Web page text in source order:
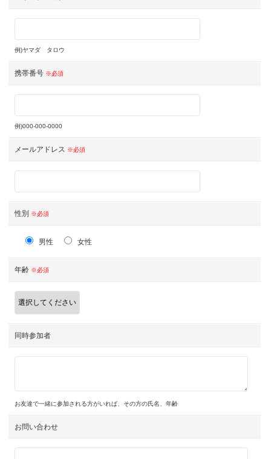
例)ヤマダ タロウ
携帯番号 ※必須
例)000-000-0000
メールアドレス ※必須
性別 ※必須
男性 女性
年齢 ※必須
同時参加者
お友達で一緒に参加される方がいれば、その方の氏名、年齢
お問い合わせ